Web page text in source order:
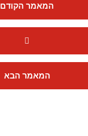
המאמר הקודם
המאמר הבא